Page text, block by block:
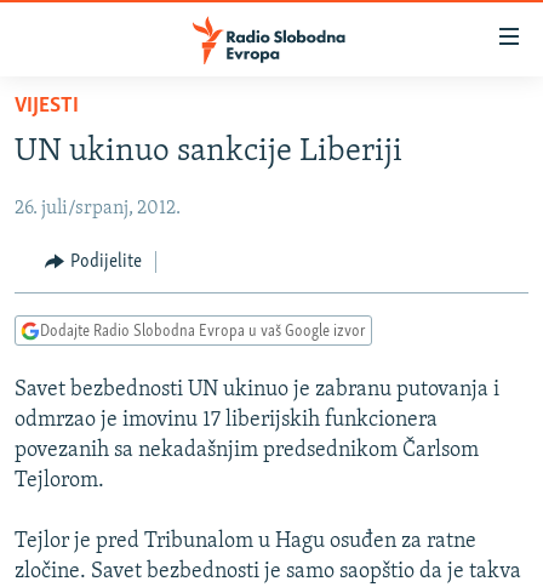
Pređite
glavni
Pređite
Pređite
pretragu
SRBIJA
KOSOVO
VIZUELNO
VIDEO
FOTOGALERIJE
INFOGRAFIKE
PODCASTI
RAT U UKRAJINI
KINA NA BALKANU
ISPRIČAJ MI
VIJESTI
UN ukinuo sankcije Liberiji
26. juli/srpanj, 2012.
Podijelite
Dodajte Radio Slobodna Evropa u vaš Google izvor
Savet bezbednosti UN ukinuo je zabranu putovanja i
odmrzao je imovinu 17 liberijskih funkcionera
povezanih sa nekadašnjim predsednikom Čarlsom
Tejlorom.
Tejlor je pred Tribunalom u Hagu osuđen za ratne
zločine. Savet bezbednosti je samo saopštio da je takva